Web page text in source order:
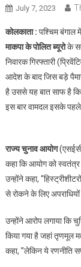
July 7, 2023
कोलकाता : पश्चिम बंगाल
माकपा के पोलित ब्यूरोके
निवारक गिरफ्तारी
आदेश के बाद जिस बड़े
है उससे यह बात साफ है कि
इस बार वामदल इसके पहले
राज्य चुनाव आयोग
कहा कि आयोग को स्वतंत्र
उन्होंने कहा,
से रोकने के लिए अपराधियों
उन्होंने आरोप लगाया कि
किया गया है जहां तृणमूल
कहा, ”लेकिन ये रणनीति